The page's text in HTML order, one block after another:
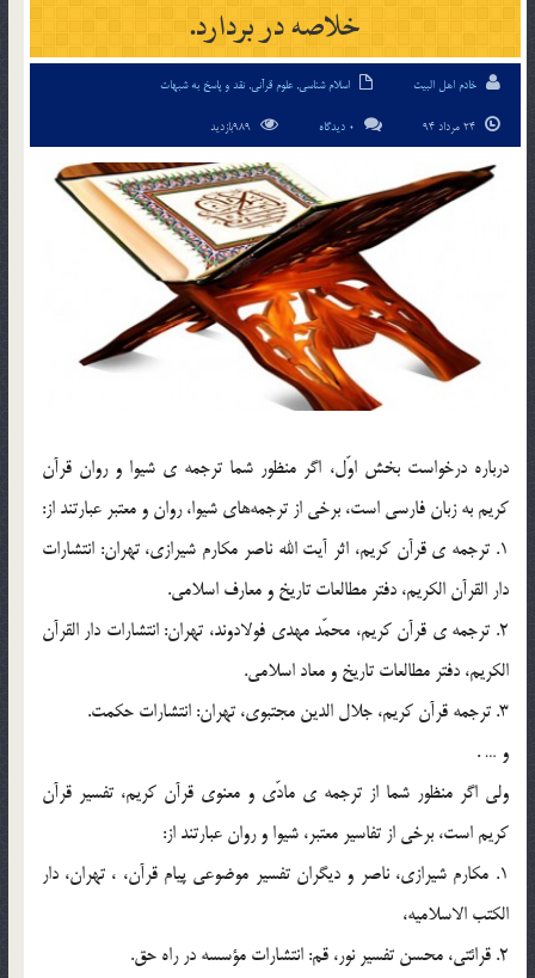
خلاصه در بردارد.
خادم اهل البیت اسلام شناسی,علوم قرآنی, نقد و پاسخ به شبهات
0 دیدگاه
درباره درخواست بخش اوّل،‌ اگر منظور شما ترجمه ي شيوا و روان قرآن
كريم به زبان فارسي است، برخي از ترجمه‌هاي شيوا، روان و معتبر عبارتند از:
1. ترجمه ي قرآن كريم، اثر آيت الله ناصر مكارم شيرازي، تهران: انتشارات
دار القرآن الكريم، دفتر مطالعات تاريخ و معارف اسلامي.
2. ترجمه ي قرآن كريم، محمّد مهدي فولادوند، تهران: انتشارات دار القرآن
الكريم، دفتر مطالعات تاريخ و معاد اسلامي.
3. ترجمه قرآن كريم، جلال الدين مجتبوي، تهران: انتشارات حكمت.
و … .
ولي اگر منظور شما از ترجمه ي مادّي و معنوي قرآن كريم، تفسير قرآن
كريم است، برخي از تفاسير معتبر، شيوا و روان عبارتند از:
1. مكارم شيرازي، ناصر و ديگران تفسير موضوعي پيام قرآن، ، تهران، دار
الكتب الاسلاميه،
2. قرائتي، محسن تفسير نور، قم: انتشارات مؤسسه در راه حق.